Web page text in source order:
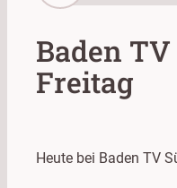
Baden
Freitag
Heute bei Baden TV